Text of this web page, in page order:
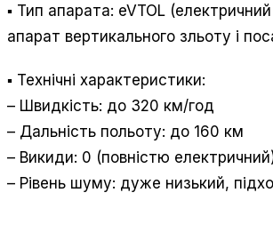
▪️ Тип апарата: eVTOL (електричний
апарат вертикального зльоту і
▪️ Технічні характеристики:
– Швидкість: до 320 км/год
– Дальність польоту: до 160 км
– Викиди: 0 (повністю
– Рівень шуму: дуже низький,